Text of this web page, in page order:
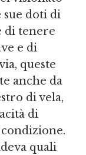
sue doti di
di tenere
e di
queste
anche da
di vela,
di
quali